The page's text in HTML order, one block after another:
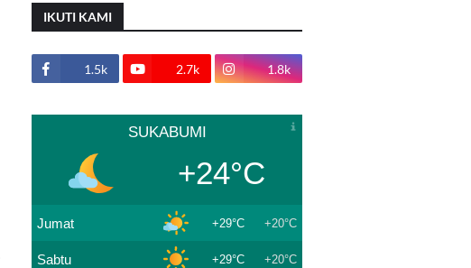
IKUTI KAMI
1.5k 2.7k 1.8k
SUKABUMI
+24°C
Jumat +29°C +20°C
Sabtu +29°C +20°C